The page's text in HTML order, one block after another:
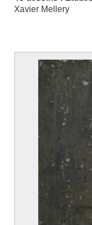
Xavier Mellery